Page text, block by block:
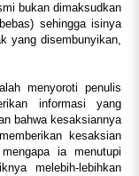
bukan dimaksudkan
sehingga isinya
yang disembunyikan,
menyoroti penulis
informasi yang
bahwa kesaksiannya
kesaksian
ia menutupi
melebih-lebihkan